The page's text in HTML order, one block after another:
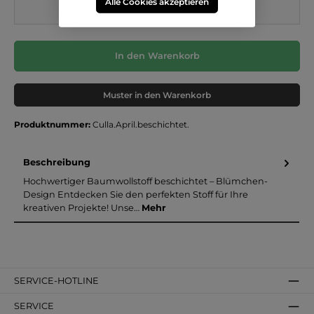
In den Warenkorb
Muster in den Warenkorb
Produktnummer: Culla.April.beschichtet.
Beschreibung
Hochwertiger Baumwollstoff beschichtet – Blümchen-
Design Entdecken Sie den perfekten Stoff für Ihre
kreativen Projekte! Unse… Mehr
SERVICE-HOTLINE
SERVICE